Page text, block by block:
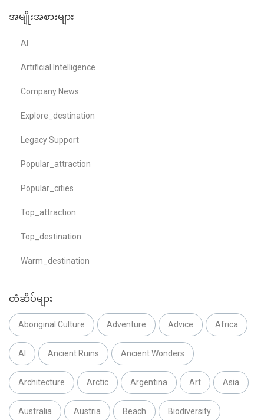
အမျိုးအစားများ
AI
Artificial Intelligence
Company News
Explore_destination
Legacy Support
Popular_attraction
Popular_cities
Top_attraction
Top_destination
Warm_destination
တံဆိပ်များ
Aboriginal Culture Adventure Advice Africa
AI Ancient Ruins Ancient Wonders
Architecture Arctic Argentina Art Asia
Australia Austria Beach Biodiversity